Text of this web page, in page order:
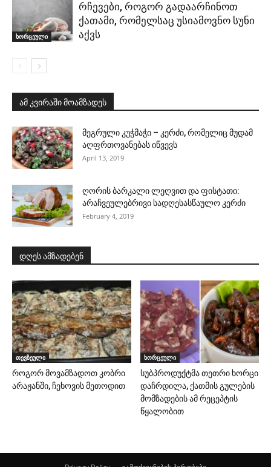
ხორცეული
რჩევები, როგორ გადაარჩინოთ
ქათამი, რომელსაც უსიამოვნო სუნი
აქვს
ამ კვირაში მოამზადეს
მეგრული კუჭმაჭი – კერძი, რომელიც მუდამ
აღფრთოვანებას იწვევს
April 13, 2019
ღორის ბარკალი ლეღვით და ფისტათი:
არაჩვეულებრივი სადღესასწაულო კერძი
February 4, 2019
დღეს ამზადებენ
თევზეული
როგორ მოვამზადოთ კობრი
არაჟანში, ჩეხოვის მეთოდით
ხორცეული
სუბპროდუქტმა თეთრი ხორცი
დაჩრდილა, ქათმის გულების
მომზადების ამ რეცეპტის
წყალობით